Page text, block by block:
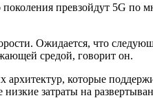
превзойдут 5G по
Ожидается, что
средой, говорит он.
архитектур, которые
затраты на